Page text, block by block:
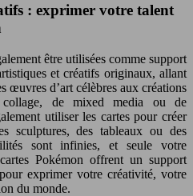
: exprimer votre talent
être utilisées comme support
et créatifs originaux, allant
œuvres d’art célèbres aux créations
collage, de mixed media ou de
utiliser les cartes pour créer
sculptures, des tableaux ou des
sont infinies, et seule votre
Pokémon offrent un support
exprimer votre créativité, votre
du monde.